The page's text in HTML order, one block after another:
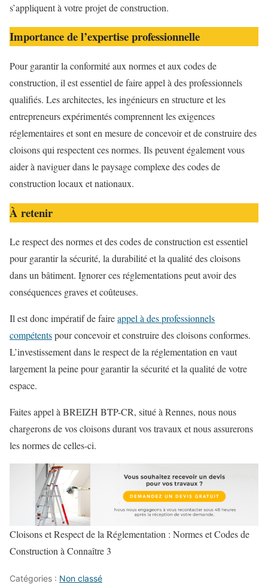
s’appliquent à votre projet de construction.
Importance de l’expertise professionnelle
Pour garantir la conformité aux normes et aux codes de
construction, il est essentiel de faire appel à des professionnels
qualifiés. Les architectes, les ingénieurs en structure et les
entrepreneurs expérimentés comprennent les exigences
réglementaires et sont en mesure de concevoir et de construire des
cloisons qui respectent ces normes. Ils peuvent également vous
aider à naviguer dans le paysage complexe des codes de
construction locaux et nationaux.
À retenir
Le respect des normes et des codes de construction est essentiel
pour garantir la sécurité, la durabilité et la qualité des cloisons
dans un bâtiment. Ignorer ces réglementations peut avoir des
conséquences graves et coûteuses.
Il est donc impératif de faireappel à des professionnels
compétentspour concevoir et construire des cloisons conformes.
L’investissement dans le respect de la réglementation en vaut
largement la peine pour garantir la sécurité et la qualité de votre
espace.
Faites appel à BREIZH BTP-CR, situé à Rennes, nous nous
chargerons de vos cloisons durant vos travaux et nous assurerons
les normes de celles-ci.
Cloisons et Respect de la Réglementation : Normes et Codes de
Construction à Connaître 3
Catégories : Non classé